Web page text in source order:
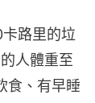
路里的垃
人體重至
食、有早睡